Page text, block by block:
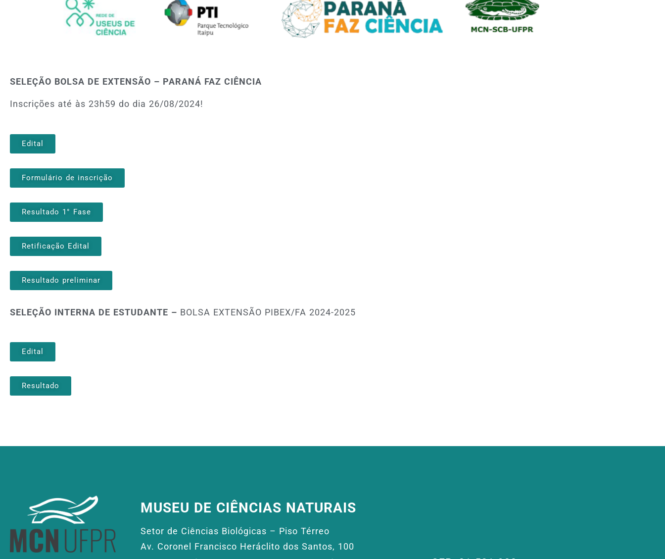
SELEÇÃO BOLSA DE EXTENSÃO – PARANÁ FAZ CIÊNCIA
Inscrições até às 23h59 do dia 26/08/2024!
Edital
Formulário de inscrição
Resultado 1° Fase
Retificação Edital
Resultado preliminar
SELEÇÃO INTERNA DE ESTUDANTE – BOLSA EXTENSÃO PIBEX/FA 2024-2025
Edital
Resultado
MUSEU DE CIÊNCIAS NATURAIS
Setor de Ciências Biológicas – Piso Térreo
Av. Coronel Francisco Heráclito dos Santos, 100